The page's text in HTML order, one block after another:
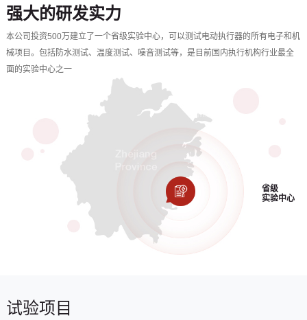
强大的研发实力
本公司投资500万建立了一个省级实验中心，可以测试电动执行器的所有电子和机
械项目。包括防水测试、温度测试、噪音测试等，是目前国内执行机构行业最全
面的实验中心之一
省级
实验中心
试验项目